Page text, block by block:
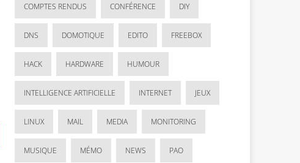
COMPTES RENDUS CONFÉRENCE DIY
DNS DOMOTIQUE EDITO FREEBOX
HACK HARDWARE HUMOUR
INTELLIGENCE ARTIFICIELLE INTERNET JEUX
LINUX MAIL MEDIA MONITORING
MUSIQUE MÉMO NEWS PAO